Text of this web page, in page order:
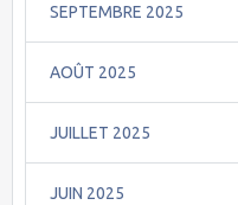
SEPTEMBRE 2025
AOÛT 2025
JUILLET 2025
JUIN 2025